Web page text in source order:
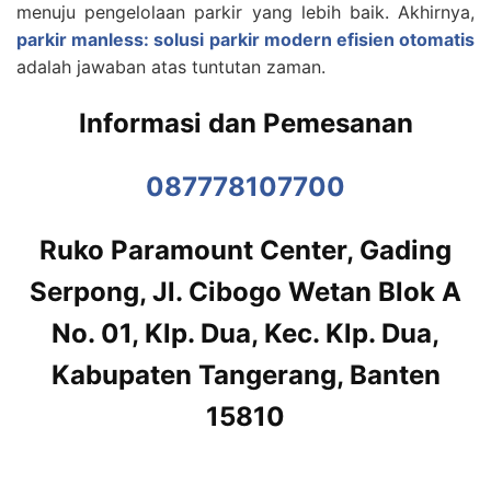
menuju pengelolaan parkir yang lebih baik. Akhirnya,
parkir manless: solusi parkir modern efisien otomatis
adalah jawaban atas tuntutan zaman.
Informasi dan Pemesanan
087778107700
Ruko Paramount Center, Gading
Serpong, Jl. Cibogo Wetan Blok A
No. 01, Klp. Dua, Kec. Klp. Dua,
Kabupaten Tangerang, Banten
15810